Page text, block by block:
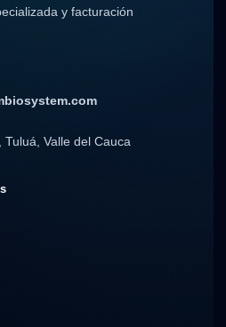
y facturación
Valle del Cauca